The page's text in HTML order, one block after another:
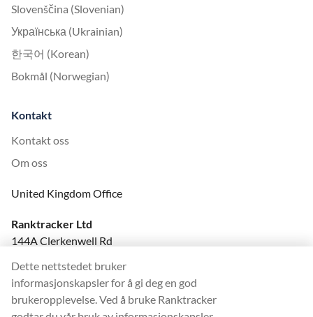
Slovenščina (Slovenian)
Українська (Ukrainian)
한국어 (Korean)
Bokmål (Norwegian)
Kontakt
Kontakt oss
Om oss
United Kingdom Office
Ranktracker Ltd
144A Clerkenwell Rd
Company No: 08820809
felix@ranktracker.com
Dette nettstedet bruker
informasjonskapsler for å gi deg en god
brukeropplevelse. Ved å bruke Ranktracker